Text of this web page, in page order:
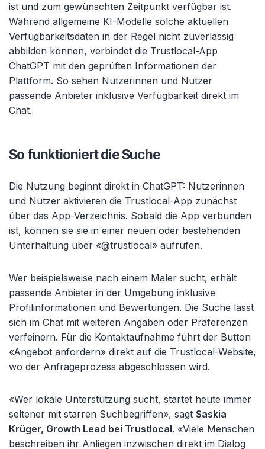
ist und zum gewünschten Zeitpunkt verfügbar ist.
Während allgemeine KI-Modelle solche aktuellen
Verfügbarkeitsdaten in der Regel nicht zuverlässig
abbilden können, verbindet die Trustlocal-App
ChatGPT mit den geprüften Informationen der
Plattform. So sehen Nutzerinnen und Nutzer
passende Anbieter inklusive Verfügbarkeit direkt im
Chat.
So funktioniert die Suche
Die Nutzung beginnt direkt in ChatGPT: Nutzerinnen
und Nutzer aktivieren die Trustlocal-App zunächst
über das App-Verzeichnis. Sobald die App verbunden
ist, können sie sie in einer neuen oder bestehenden
Unterhaltung über «@trustlocal» aufrufen.
Wer beispielsweise nach einem Maler sucht, erhält
passende Anbieter in der Umgebung inklusive
Profilinformationen und Bewertungen. Die Suche lässt
sich im Chat mit weiteren Angaben oder Präferenzen
verfeinern. Für die Kontaktaufnahme führt der Button
«Angebot anfordern» direkt auf die Trustlocal-Website,
wo der Anfrageprozess abgeschlossen wird.
«Wer lokale Unterstützung sucht, startet heute immer
seltener mit starren Suchbegriffen», sagt Saskia
Krüger, Growth Lead bei Trustlocal. «Viele Menschen
beschreiben ihr Anliegen inzwischen direkt im Dialog